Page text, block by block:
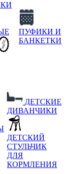
ПУФИКИ И
БАНКЕТКИ
ДЕТСКИЕ
ДИВАНЧИКИ
ДЕТСКИЙ
СТУЛЬЧИК
ДЛЯ
КОРМЛЕНИЯ